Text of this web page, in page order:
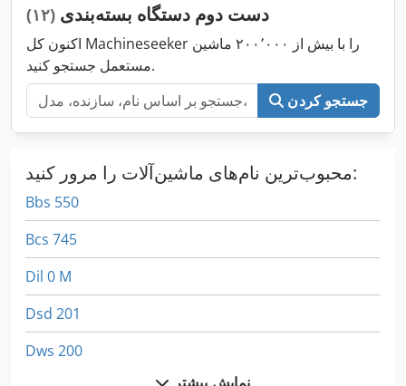
دست دوم دستگاه بسته‌بندی (۱۲)
اکنون کل Machineseeker را با بیش از ۲۰۰٬۰۰۰ ماشین
مستعمل جستجو کنید.
جستجو کردن
محبوب‌ترین نام‌های ماشین‌آلات را مرور کنید:
Bbs 550
Bcs 745
Dil 0 M
Dsd 201
Dws 200